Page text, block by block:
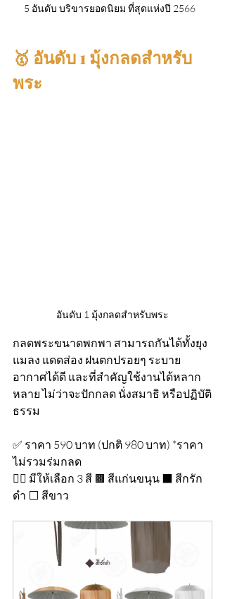
5 อันดับ บริขารยอดนิยม ที่สุดแห่งปี 2566
🥇 อันดับ 1 มุ้งกลดสำหรับ
พระ
อันดับ 1 มุ้งกลดสำหรับพระ
กลดพระขนาดพกพา สามารถกันได้ทั้งยุง
แมลง แดดส่อง ฝนตกปรอยๆ ระบาย
อากาศได้ดี และที่สำคัญใช้งานได้หลาก
หลาย ไม่ว่าจะปักกลด นั่งสมาธิ หรือปฏิบัติ
ธรรม
✅ ราคา 590 บาท (ปกติ 980 บาท) *ราคา
ไม่รวมร่มกลด
👉🏻 มีให้เลือก 3 สี 🟫 สีแก่นขนุน ⬛️ สีกรัก
ดำ ⬜️ สีขาว